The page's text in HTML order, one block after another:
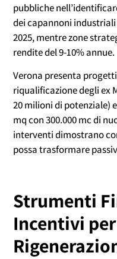
pubbliche
dei capannoni industriali
2025, mentre zone
rendite del 9-10% annue.
Verona presenta
riqualificazione degli ex
20 milioni di potenziale)
mq con 300.000 mc di
interventi dimostrano
possa trasformare
Strumenti
Incentivi